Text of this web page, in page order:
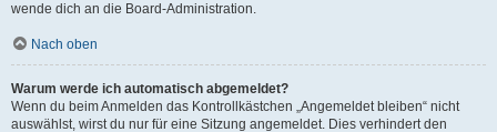
wende dich an die Board-Administration.
Nach oben
Warum werde ich automatisch abgemeldet?
Wenn du beim Anmelden das Kontrollkästchen „Angemeldet bleiben“ nicht
auswählst, wirst du nur für eine Sitzung angemeldet. Dies verhindert den